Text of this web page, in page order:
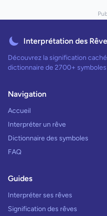
Interprétation des
Découvrez la signification
dictionnaire de 2700+
Navigation
Accueil
Interpréter un rêve
Dictionnaire des symboles
FAQ
Guides
Interpréter ses rêves
Signification des rêves